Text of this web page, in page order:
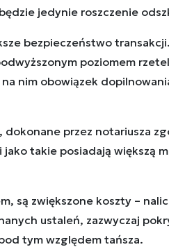
jedynie roszczenie
bezpieczeństwo
poziomem
nim obowiązek
przez notariusza
takie posiadają większą
są zwiększone koszty –
ustaleń, zazwyczaj
tym względem tańsza.